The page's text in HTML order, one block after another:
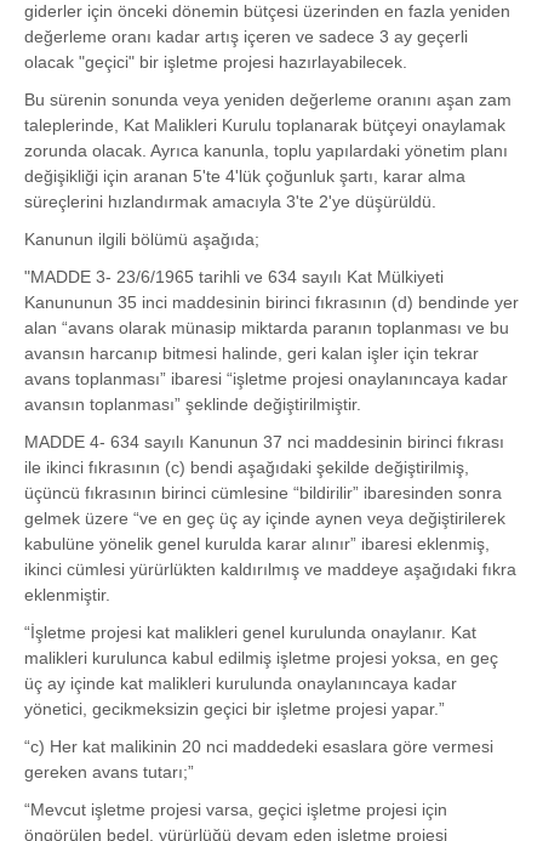
giderler için önceki dönemin bütçesi üzerinden en fazla yeniden
değerleme oranı kadar artış içeren ve sadece 3 ay geçerli
olacak "geçici" bir işletme projesi hazırlayabilecek.
Bu sürenin sonunda veya yeniden değerleme oranını aşan zam
taleplerinde, Kat Malikleri Kurulu toplanarak bütçeyi onaylamak
zorunda olacak. Ayrıca kanunla, toplu yapılardaki yönetim planı
değişikliği için aranan 5'te 4'lük çoğunluk şartı, karar alma
süreçlerini hızlandırmak amacıyla 3'te 2'ye düşürüldü.
Kanunun ilgili bölümü aşağıda;
"MADDE 3- 23/6/1965 tarihli ve 634 sayılı Kat Mülkiyeti
Kanununun 35 inci maddesinin birinci fıkrasının (d) bendinde yer
alan “avans olarak münasip miktarda paranın toplanması ve bu
avansın harcanıp bitmesi halinde, geri kalan işler için tekrar
avans toplanması” ibaresi “işletme projesi onaylanıncaya kadar
avansın toplanması” şeklinde değiştirilmiştir.
MADDE 4- 634 sayılı Kanunun 37 nci maddesinin birinci fıkrası
ile ikinci fıkrasının (c) bendi aşağıdaki şekilde değiştirilmiş,
üçüncü fıkrasının birinci cümlesine “bildirilir” ibaresinden sonra
gelmek üzere “ve en geç üç ay içinde aynen veya değiştirilerek
kabulüne yönelik genel kurulda karar alınır” ibaresi eklenmiş,
ikinci cümlesi yürürlükten kaldırılmış ve maddeye aşağıdaki fıkra
eklenmiştir.
“İşletme projesi kat malikleri genel kurulunda onaylanır. Kat
malikleri kurulunca kabul edilmiş işletme projesi yoksa, en geç
üç ay içinde kat malikleri kurulunda onaylanıncaya kadar
yönetici, gecikmeksizin geçici bir işletme projesi yapar.”
“c) Her kat malikinin 20 nci maddedeki esaslara göre vermesi
gereken avans tutarı;”
“Mevcut işletme projesi varsa, geçici işletme projesi için
öngörülen bedel, yürürlüğü devam eden işletme projesi